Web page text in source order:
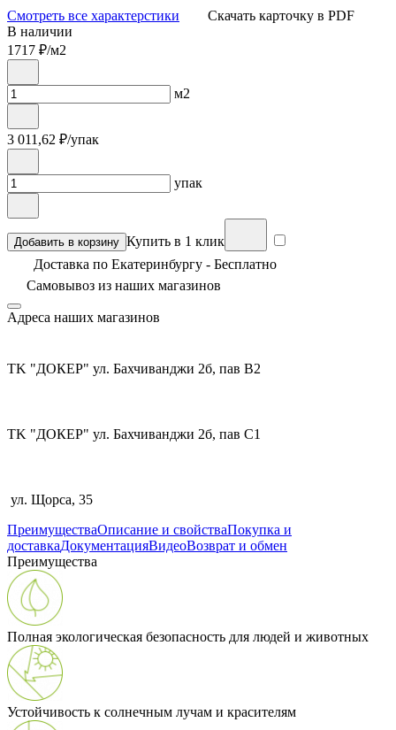
Смотреть все характерстики
Скачать карточку в PDF
В наличии
1717 ₽/м2
м2
3 011,62 ₽/упак
упак
Добавить в корзину Купить в 1 клик
Доставка по Екатеринбургу - Бесплатно
Самовывоз из наших магазинов
Адреса наших магазинов
TK "ДОКЕР" ул. Бахчиванджи 2б, пав В2
TK "ДОКЕР" ул. Бахчиванджи 2б, пав С1
ул. Щорса, 35
ПреимуществаОписание и свойстваПокупка и
доставкаДокументацияВидеоВозврат и обмен
Преимущества
Полная экологическая безопасность для людей и животных
Устойчивость к солнечным лучам и красителям